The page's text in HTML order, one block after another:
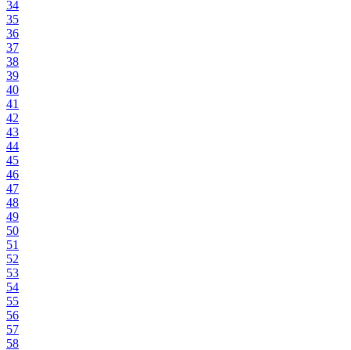
34
35
36
37
38
39
40
41
42
43
44
45
46
47
48
49
50
51
52
53
54
55
56
57
58